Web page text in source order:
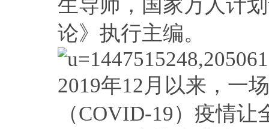
生导师，国家万人计
论》执行主编。
2019年12月以来，一
（COVID-19）疫情